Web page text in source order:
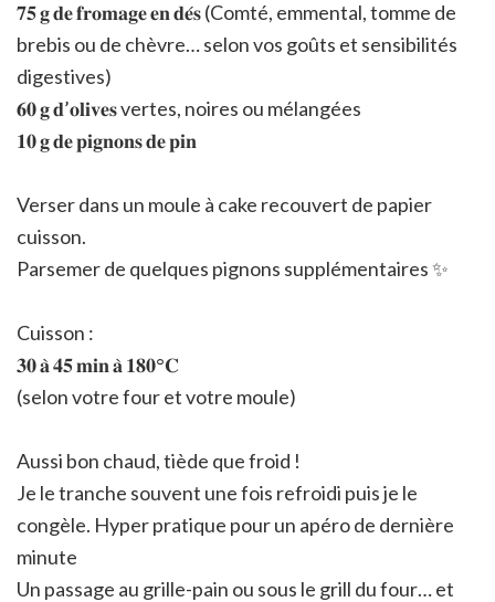
𝟕𝟓 𝐠 𝐝𝐞 𝐟𝐫𝐨𝐦𝐚𝐠𝐞 𝐞𝐧 𝐝𝐞́𝐬(Comté, emmental, tomme de
brebis ou de chèvre… selon vos goûts et sensibilités
digestives)
𝟔𝟎 𝐠 𝐝’𝐨𝐥𝐢𝐯𝐞𝐬 vertes, noires ou mélangées
𝟏𝟎 𝐠 𝐝𝐞 𝐩𝐢𝐠𝐧𝐨𝐧𝐬 𝐝𝐞 𝐩𝐢𝐧
Verser dans un moule à cake recouvert de papier
cuisson.
Parsemer de quelques pignons supplémentaires ✨
Cuisson :
𝟑𝟎 𝐚̀ 𝟒𝟓 𝐦𝐢𝐧 𝐚̀ 𝟏𝟖𝟎°𝐂
(selon votre four et votre moule)
Aussi bon chaud, tiède que froid !
Je le tranche souvent une fois refroidi puis je le
congèle. Hyper pratique pour un apéro de dernière
minute
Un passage au grille-pain ou sous le grill du four… et